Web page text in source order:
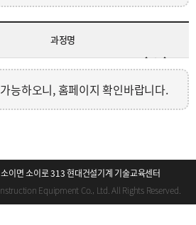
과정명
능하오니, 홈페이지 확인바랍니다.
이면 소이로 313 현대건설기계 기술교육센터
Equipment Co., Ltd. All Rights Reserved.